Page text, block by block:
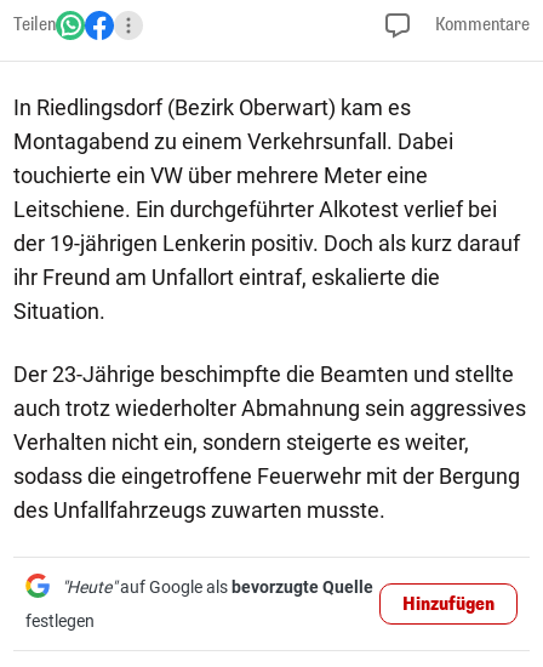
Teilen Kommentare
In Riedlingsdorf (Bezirk Oberwart) kam es
Montagabend zu einem Verkehrsunfall. Dabei
touchierte ein VW über mehrere Meter eine
Leitschiene. Ein durchgeführter Alkotest verlief bei
der 19-jährigen Lenkerin positiv. Doch als kurz darauf
ihr Freund am Unfallort eintraf, eskalierte die
Situation.
Der 23-Jährige beschimpfte die Beamten und stellte
auch trotz wiederholter Abmahnung sein aggressives
Verhalten nicht ein, sondern steigerte es weiter,
sodass die eingetroffene Feuerwehr mit der Bergung
des Unfallfahrzeugs zuwarten musste.
"Heute"auf Google als bevorzugte Quelle
festlegen
Hinzufügen